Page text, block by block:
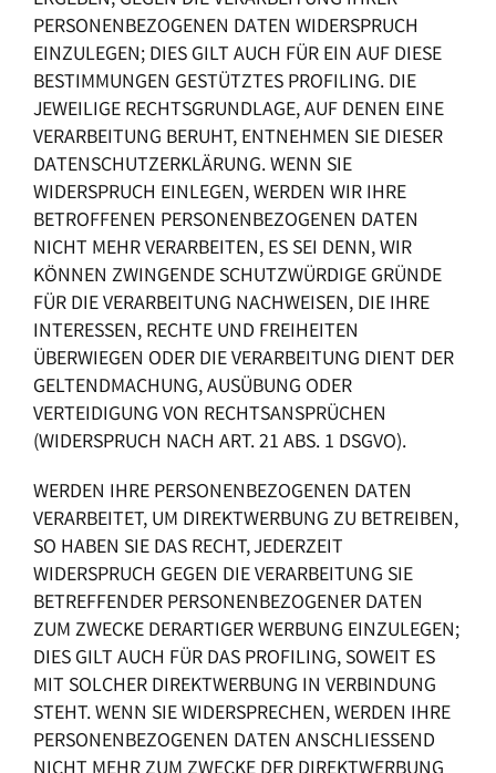
PERSONENBEZOGENEN DATEN WIDERSPRUCH
EINZULEGEN; DIES GILT AUCH FÜR EIN AUF DIESE
BESTIMMUNGEN GESTÜTZTES PROFILING. DIE
JEWEILIGE RECHTSGRUNDLAGE, AUF DENEN EINE
VERARBEITUNG BERUHT, ENTNEHMEN SIE DIESER
DATENSCHUTZERKLÄRUNG. WENN SIE
WIDERSPRUCH EINLEGEN, WERDEN WIR IHRE
BETROFFENEN PERSONENBEZOGENEN DATEN
NICHT MEHR VERARBEITEN, ES SEI DENN, WIR
KÖNNEN ZWINGENDE SCHUTZWÜRDIGE GRÜNDE
FÜR DIE VERARBEITUNG NACHWEISEN, DIE IHRE
INTERESSEN, RECHTE UND FREIHEITEN
ÜBERWIEGEN ODER DIE VERARBEITUNG DIENT DER
GELTENDMACHUNG, AUSÜBUNG ODER
VERTEIDIGUNG VON RECHTSANSPRÜCHEN
(WIDERSPRUCH NACH ART. 21 ABS. 1 DSGVO).
WERDEN IHRE PERSONENBEZOGENEN DATEN
VERARBEITET, UM DIREKTWERBUNG ZU BETREIBEN,
SO HABEN SIE DAS RECHT, JEDERZEIT
WIDERSPRUCH GEGEN DIE VERARBEITUNG SIE
BETREFFENDER PERSONENBEZOGENER DATEN
ZUM ZWECKE DERARTIGER WERBUNG EINZULEGEN;
DIES GILT AUCH FÜR DAS PROFILING, SOWEIT ES
MIT SOLCHER DIREKTWERBUNG IN VERBINDUNG
STEHT. WENN SIE WIDERSPRECHEN, WERDEN IHRE
PERSONENBEZOGENEN DATEN ANSCHLIESSEND